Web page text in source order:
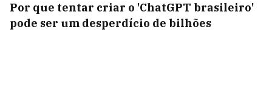
Por que tentar criar o 'ChatGPT brasileiro'
pode ser um desperdício de bilhões